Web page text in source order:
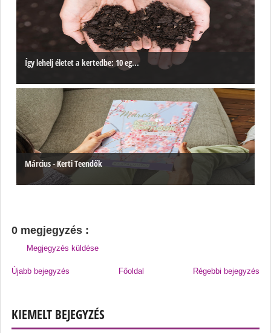
Így lehelj életet a kertedbe: 10 eg...
Március - Kerti Teendők
0 megjegyzés :
Megjegyzés küldése
Újabb bejegyzés Régebbi bejegyzés
Főoldal
KIEMELT BEJEGYZÉS